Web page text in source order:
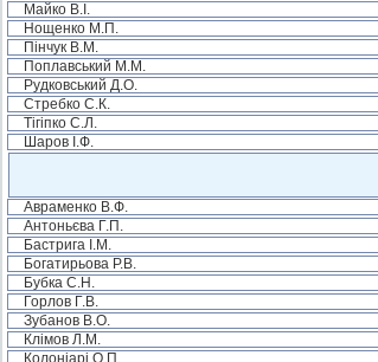
Майко В.І.
Нощенко М.П.
Пінчук В.М.
Поплавський М.М.
Рудковський Д.О.
Стребко С.К.
Тігіпко С.Л.
Шаров І.Ф.
Авраменко В.Ф.
Антоньєва Г.П.
Бастрига І.М.
Богатирьова Р.В.
Бубка С.Н.
Горлов Г.В.
Зубанов В.О.
Клімов Л.М.
Колоніарі О.П.